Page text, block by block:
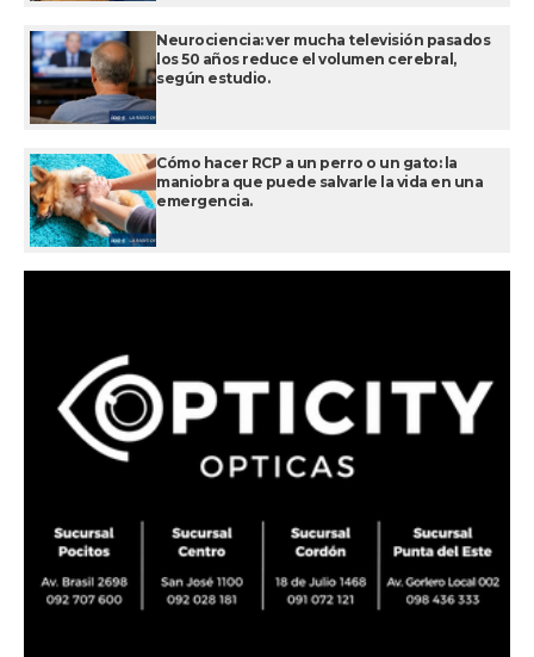
Neurociencia: ver mucha televisión pasados
los 50 años reduce el volumen cerebral,
según estudio.
Cómo hacer RCP a un perro o un gato: la
maniobra que puede salvarle la vida en una
emergencia.